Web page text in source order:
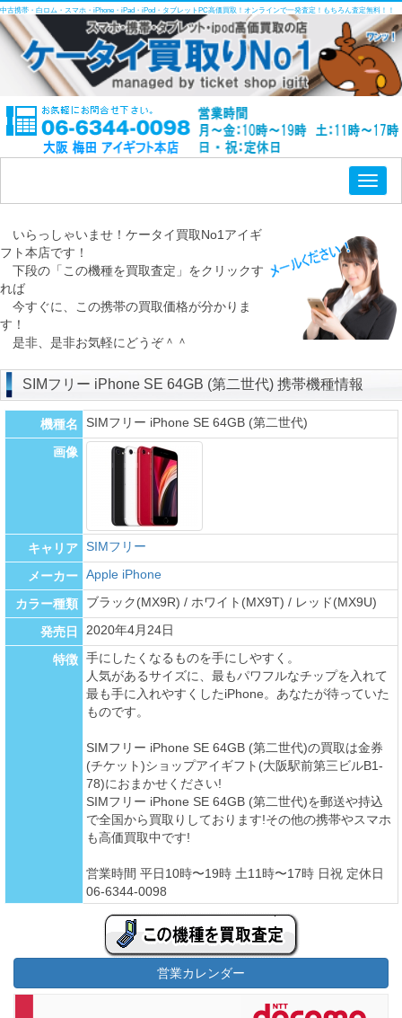
中古携帯・白ロム・スマホ・iPhone・iPad・iPod・タブレットPC高価買取！オンラインで一発査定！もちろん査定無料！！
いらっしゃいませ！ケータイ買取No1アイギ
フト本店です！
下段の「この機種を買取査定」をクリックす
れば
今すぐに、この携帯の買取価格が分かりま
す！
是非、是非お気軽にどうぞ＾＾
SIMフリー iPhone SE 64GB (第二世代) 携帯機種情報
機種名 SIMフリー iPhone SE 64GB (第二世代)
画像
キャリア SIMフリー
メーカー Apple iPhone
カラー種類 ブラック(MX9R) / ホワイト(MX9T) / レッド(MX9U)
発売日 2020年4月24日
特徴 手にしたくなるものを手にしやすく。
人気があるサイズに、最もパワフルなチップを入れて
最も手に入れやすくしたiPhone。あなたが待っていた
ものです。
SIMフリー iPhone SE 64GB (第二世代)の買取は金券
(チケット)ショップアイギフト(大阪駅前第三ビルB1-
78)におまかせください!
SIMフリー iPhone SE 64GB (第二世代)を郵送や持込
で全国から買取りしております!その他の携帯やスマホ
も高価買取中です!
営業時間 平日10時〜19時 土11時〜17時 日祝 定休日
06-6344-0098
営業カレンダー